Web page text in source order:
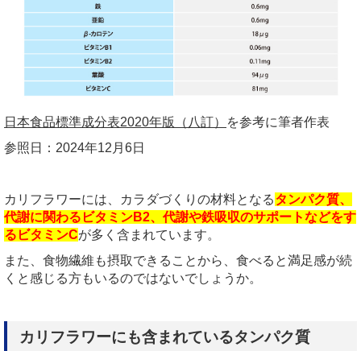
日本食品標準成分表2020年版（八訂）
を参考に筆者作表
参照日：2024年12月6日
カリフラワーには、カラダづくりの材料となるタンパク質、
代謝に関わるビタミンB2、代謝や鉄吸収のサポートなどをす
るビタミンCが多く含まれています。
また、食物繊維も摂取できることから、食べると満足感が続
くと感じる方もいるのではないでしょうか。
カリフラワーにも含まれているタンパク質